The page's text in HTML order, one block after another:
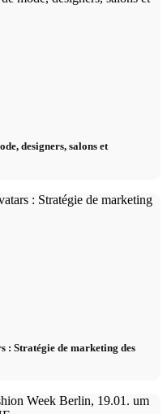
designers, salons et
: Stratégie de marketing des